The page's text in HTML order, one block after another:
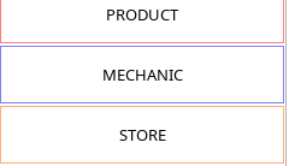
PRODUCT
MECHANIC
STORE